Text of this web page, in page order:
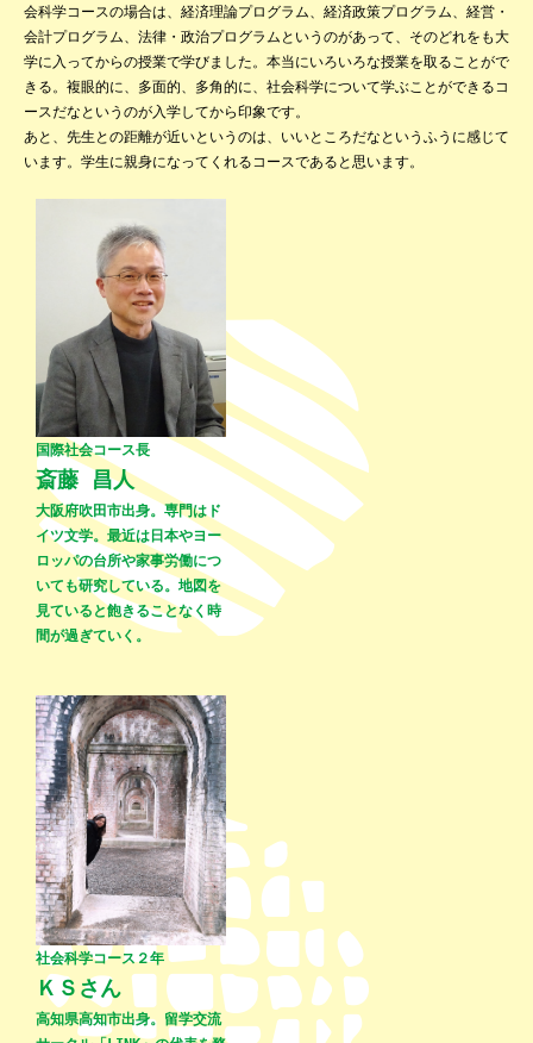
会科学コースの場合は、経済理論プログラム、経済政策プログラム、経営・
会計プログラム、法律・政治プログラムというのがあって、そのどれをも大
学に入ってからの授業で学びました。本当にいろいろな授業を取ることがで
きる。複眼的に、多面的、多角的に、社会科学について学ぶことができるコ
ースだなというのが入学してから印象です。
あと、先生との距離が近いというのは、いいところだなというふうに感じて
います。学生に親身になってくれるコースであると思います。
国際社会コース長
斎藤 昌人
大阪府吹田市出身。専門はド
イツ文学。最近は日本やヨー
ロッパの台所や家事労働につ
いても研究している。地図を
見ていると飽きることなく時
間が過ぎていく。
社会科学コース２年
ＫＳさん
高知県高知市出身。留学交流